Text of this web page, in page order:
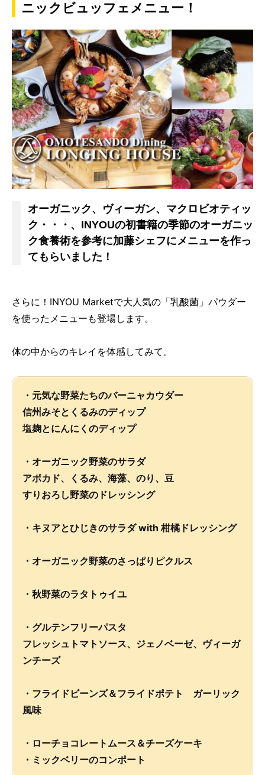
ニックビュッフェメニュー！
オーガニック、ヴィーガン、マクロビオティッ
ク・・・、INYOUの初書籍の季節のオーガニッ
ク食養術を参考に加藤シェフにメニューを作っ
てもらいました！
さらに！INYOU Marketで大人気の「乳酸菌」パウダー
を使ったメニューも登場します。
体の中からのキレイを体感してみて。
・元気な野菜たちのバーニャカウダー
信州みそとくるみのディップ
塩麹とにんにくのディップ
・オーガニック野菜のサラダ
アボカド、くるみ、海藻、のり、豆
すりおろし野菜のドレッシング
・キヌアとひじきのサラダ with 柑橘ドレッシング
・オーガニック野菜のさっぱりピクルス
・秋野菜のラタトゥイユ
・グルテンフリーパスタ
フレッシュトマトソース、ジェノベーゼ、ヴィーガ
ンチーズ
・フライドビーンズ＆フライドポテト ガーリック
風味
・ローチョコレートムース＆チーズケーキ
・ミックベリーのコンポート